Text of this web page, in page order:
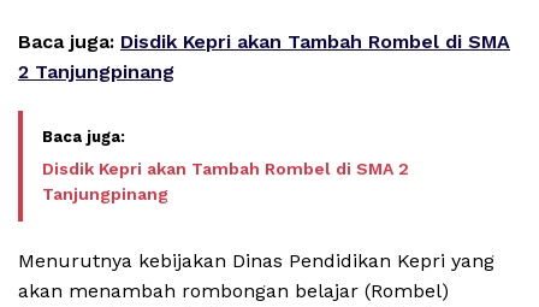
Baca juga: Disdik Kepri akan Tambah Rombel di SMA
2 Tanjungpinang
Disdik Kepri akan Tambah Rombel di SMA 2
Tanjungpinang
Menurutnya kebijakan Dinas Pendidikan Kepri yang
akan menambah rombongan belajar (Rombel)